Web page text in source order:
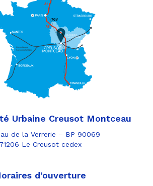
Urbaine Creusot Montceau
de la Verrerie – BP 90069
71206 Le Creusot cedex
d’ouverture